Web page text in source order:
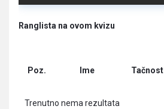
Ranglista na ovom kvizu
Poz. Ime Tačnost
Trenutno nema rezultata